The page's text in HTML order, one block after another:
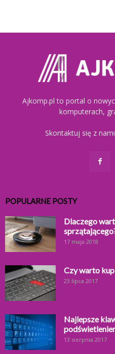
Ajkomp.pl to portal o
komputerach,
Skontaktuj się z
POPULARNE POSTY
Dlaczego
17 maja 2018
Czy warto
23 lipca 2017
Najlepsze
13 sierpnia 2017